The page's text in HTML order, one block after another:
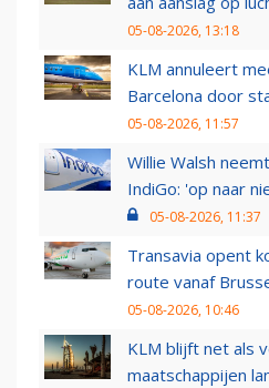
05-08-2026, 13:18
KLM annuleert
Barcelona door
05-08-2026, 11:57
Willie Walsh
IndiGo: 'op naar
05-08-2026, 11:37
Transavia opent
route vanaf
05-08-2026, 10:46
KLM blijft net als
maatschappijen